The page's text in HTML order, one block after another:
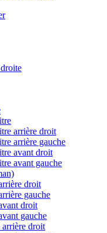
arrière droit
arrière gauche
avant droit
avant gauche
droit
gauche
droit
gauche
droit